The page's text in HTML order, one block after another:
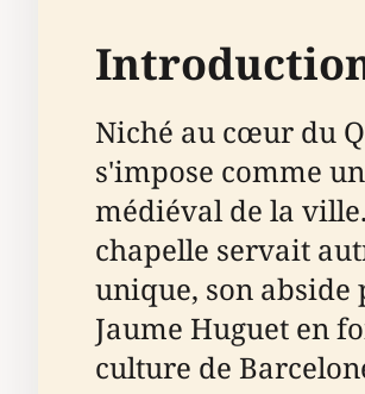
Niché au cœur du
s'impose comme
médiéval de la
chapelle servait
unique, son abside
Jaume Huguet en
culture de